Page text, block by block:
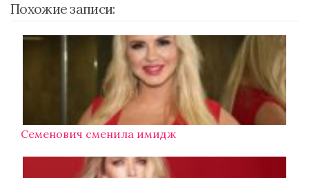
Похожие записи:
Семенович сменила имидж